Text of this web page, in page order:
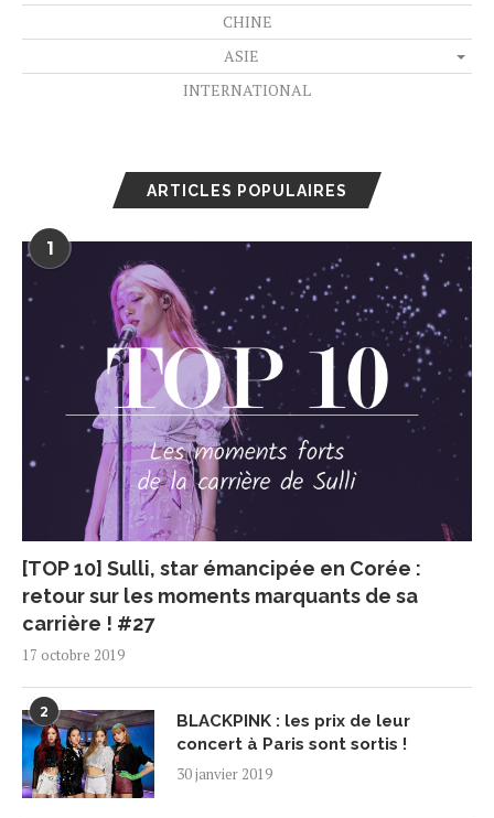
CHINE
ASIE
INTERNATIONAL
ARTICLES POPULAIRES
1
[TOP 10] Sulli, star émancipée en Corée :
retour sur les moments marquants de sa
carrière ! #27
17 octobre 2019
2
BLACKPINK : les prix de leur
concert à Paris sont sortis !
30 janvier 2019